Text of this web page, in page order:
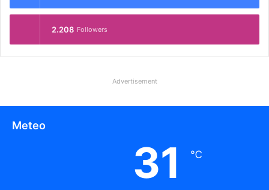
2.208 Followers
Advertisement
Meteo
31 ℃